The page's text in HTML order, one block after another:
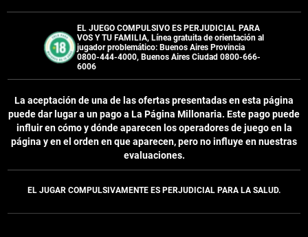
EL JUEGO COMPULSIVO ES PERJUDICIAL PARA
VOS Y TU FAMILIA, Línea gratuita de orientación al
jugador problemático: Buenos Aires Provincia
0800-444-4000, Buenos Aires Ciudad 0800-666-
6006
La aceptación de una de las ofertas presentadas en esta página
puede dar lugar a un pago a La Página Millonaria. Este pago puede
influir en cómo y dónde aparecen los operadores de juego en la
página y en el orden en que aparecen, pero no influye en nuestras
evaluaciones.
EL JUGAR COMPULSIVAMENTE ES PERJUDICIAL PARA LA SALUD.